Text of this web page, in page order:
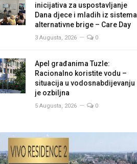
inicijativa za uspostavljanje
Dana djece i mladih iz sistema
alternativne brige – Care Day
3 Augusta, 2026 0
Apel građanima Tuzle:
Racionalno koristite vodu –
situacija u vodosnabdijevanju
je ozbiljna
5 Augusta, 2026 0